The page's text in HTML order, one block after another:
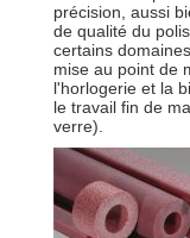
précision, aussi
de qualité du
certains
mise au point de
l'horlogerie et la
le travail fin de
verre).